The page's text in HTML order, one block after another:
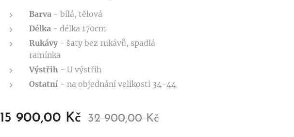
Barva - bílá, tělová
Délka - délka 170cm
Rukávy- šaty bez rukávů, spadlá
ramínka
Výstřih - U výstřih
Ostatní - na objednání velikosti 34-44
15 900,00 Kč 32 900,00Kč